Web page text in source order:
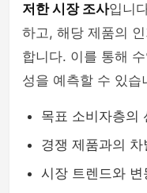
저한 시장 조사입니
하고, 해당 제품의
합니다. 이를 통해
성을 예측할 수 있습
목표 소비자층의
경쟁 제품과의 차
시장 트렌드와 변